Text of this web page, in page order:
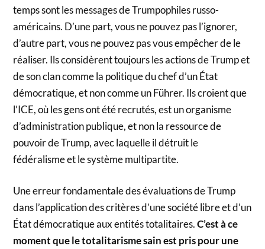
temps sont les messages de Trumpophiles russo-
américains. D’une part, vous ne pouvez pas l’ignorer,
d’autre part, vous ne pouvez pas vous empêcher de le
réaliser. Ils considèrent toujours les actions de Trump et
de son clan comme la politique du chef d’un État
démocratique, et non comme un Führer. Ils croient que
l’ICE, où les gens ont été recrutés, est un organisme
d’administration publique, et non la ressource de
pouvoir de Trump, avec laquelle il détruit le
fédéralisme et le système multipartite.
Une erreur fondamentale des évaluations de Trump
dans l’application des critères d’une société libre et d’un
État démocratique aux entités totalitaires.C’est à ce
moment que le totalitarisme sain est pris pour une